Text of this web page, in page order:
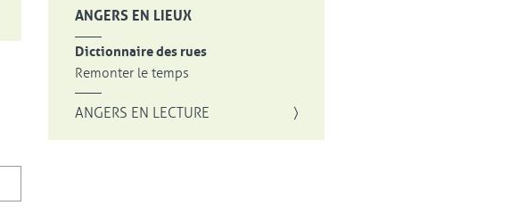
ANGERS EN LIEUX
Dictionnaire des rues
Remonter le temps
ANGERS EN LECTURE